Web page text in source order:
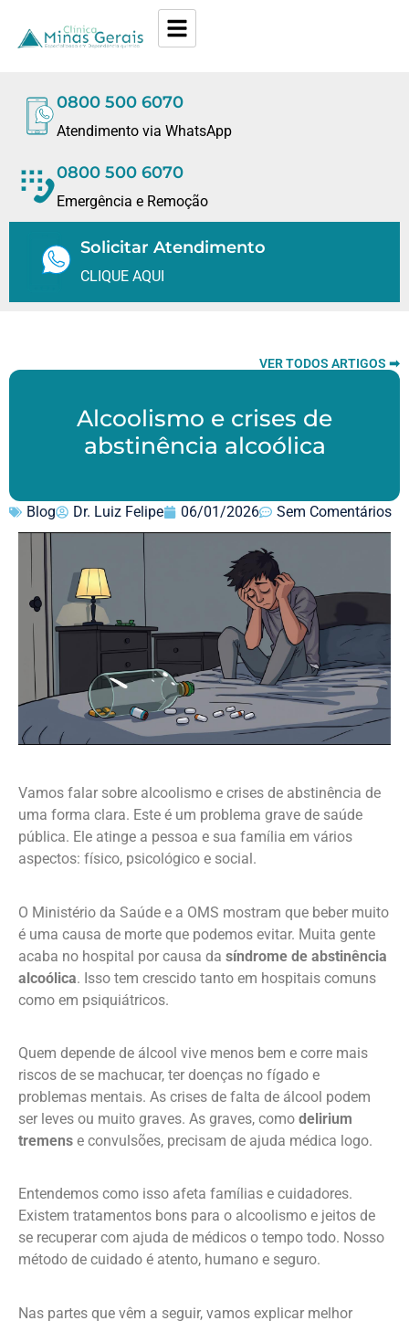
0800 500 6070
Atendimento via WhatsApp
0800 500 6070
Emergência e Remoção
Solicitar Atendimento
CLIQUE AQUI
VER TODOS ARTIGOS ➡
Alcoolismo e crises de
abstinência alcoólica
Blog Dr. Luiz Felipe 06/01/2026 Sem Comentários
Vamos falar sobre alcoolismo e crises de abstinência de
uma forma clara. Este é um problema grave de saúde
pública. Ele atinge a pessoa e sua família em vários
aspectos: físico, psicológico e social.
O Ministério da Saúde e a OMS mostram que beber muito
é uma causa de morte que podemos evitar. Muita gente
acaba no hospital por causa da síndrome de abstinência
alcoólica. Isso tem crescido tanto em hospitais comuns
como em psiquiátricos.
Quem depende de álcool vive menos bem e corre mais
riscos de se machucar, ter doenças no fígado e
problemas mentais. As crises de falta de álcool podem
ser leves ou muito graves. As graves, como delirium
tremens e convulsões, precisam de ajuda médica logo.
Entendemos como isso afeta famílias e cuidadores.
Existem tratamentos bons para o alcoolismo e jeitos de
se recuperar com ajuda de médicos o tempo todo. Nosso
método de cuidado é atento, humano e seguro.
Nas partes que vêm a seguir, vamos explicar melhor